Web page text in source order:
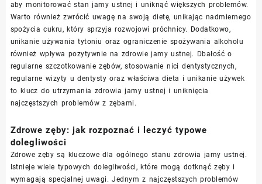
aby monitorować stan jamy ustnej i uniknąć większych problemów.
Warto również zwrócić uwagę na swoją dietę, unikając nadmiernego
spożycia cukru, który sprzyja rozwojowi próchnicy. Dodatkowo,
unikanie używania tytoniu oraz ograniczenie spożywania alkoholu
również wpływa pozytywnie na zdrowie jamy ustnej. Dbałość o
regularne szczotkowanie zębów, stosowanie nici dentystycznych,
regularne wizyty u dentysty oraz właściwa dieta i unikanie używek
to klucz do utrzymania zdrowia jamy ustnej i uniknięcia
najczęstszych problemów z zębami.
Zdrowe zęby: jak rozpoznać i leczyć typowe
dolegliwości
Zdrowe zęby są kluczowe dla ogólnego stanu zdrowia jamy ustnej.
Istnieje wiele typowych dolegliwości, które mogą dotknąć zęby i
wymagają specjalnej uwagi. Jednym z najczęstszych problemów